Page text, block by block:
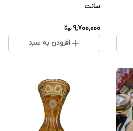
سانت
9,700,000
افزودن به سبد